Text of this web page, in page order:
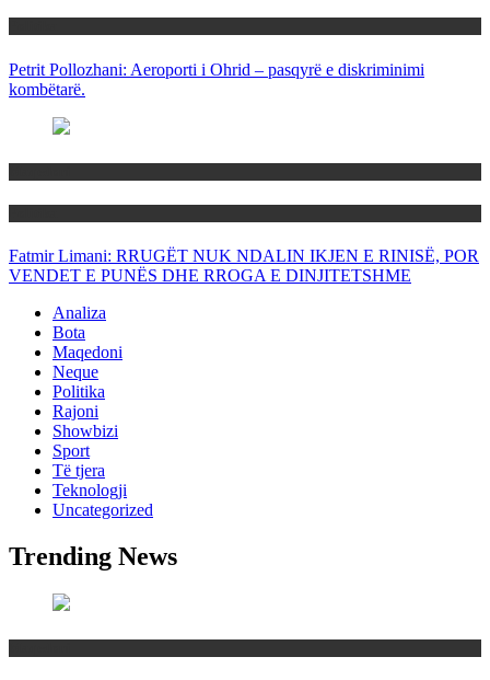
Petrit Pollozhani: Aeroporti i Ohrid – pasqyrë e diskriminimi
kombëtarë.
Fatmir Limani: RRUGËT NUK NDALIN IKJEN E RINISË, POR
VENDET E PUNËS DHE RROGA E DINJITETSHME
Analiza
Bota
Maqedoni
Neque
Politika
Rajoni
Showbizi
Sport
Të tjera
Teknologji
Uncategorized
Trending News